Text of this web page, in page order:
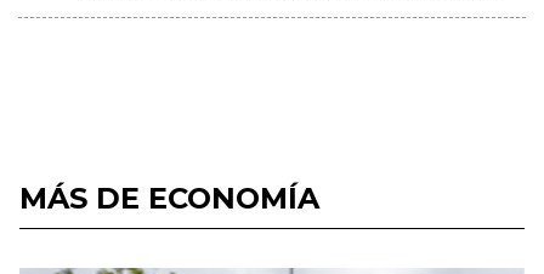
MÁS DE ECONOMÍA